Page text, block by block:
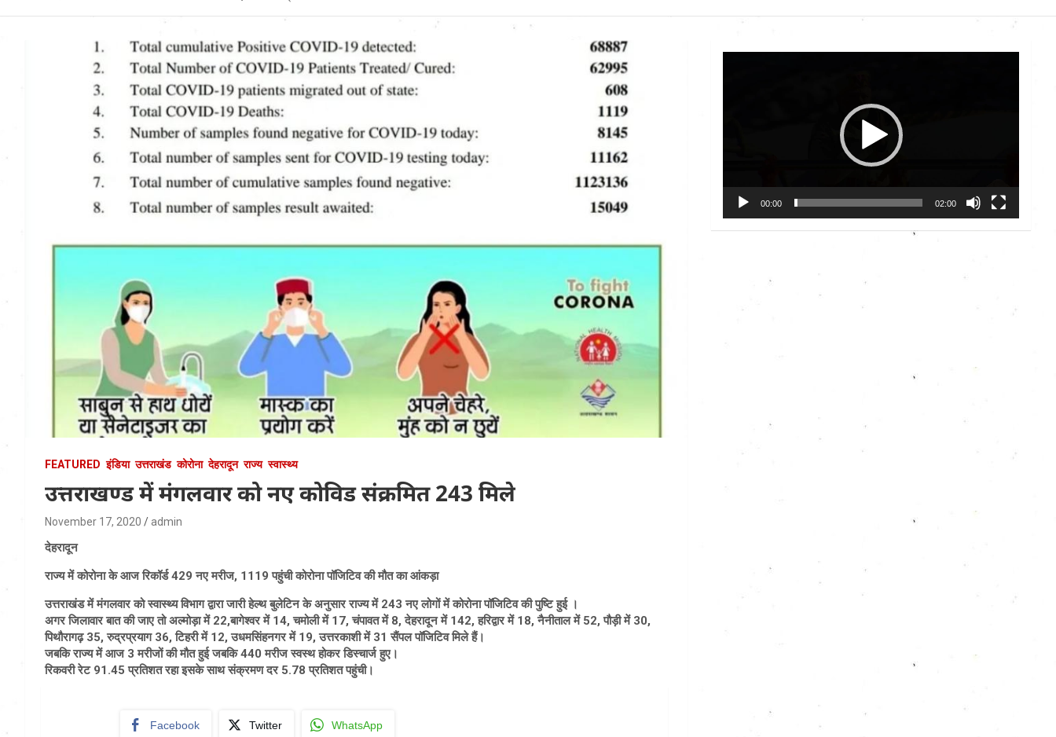
Uttarakhand News in
Hindi
FEATURED इंडिया उत्तराखंड कोरोना देहरादून राज्य स्वास्थ्य
उत्तराखण्ड में मंगलवार को नए कोविड संक्रमित 243 मिले
November 17, 2020 admin
देहरादून
राज्य में कोरोना के आज रिकॉर्ड 429 नए मरीज, 1119 पहुंची कोरोना पॉजिटिव की मौत का आंकड़ा
उत्तराखंड में मंगलवार को स्वास्थ्य विभाग द्वारा जारी हेल्थ बुलेटिन के अनुसार राज्य में 243 नए लोगों में कोरोना पॉजिटिव की पुष्टि हुई ।
अगर जिलावार बात की जाए तो अल्मोड़ा में 22,बागेश्वर में 14, चमोली में 17, चंपावत में 8, देहरादून में 142, हरिद्वार में 18, नैनीताल में 52, पौड़ी में 30,
पिथौरागढ़ 35, रुद्रप्रयाग 36, टिहरी में 12, उधमसिंहनगर में 19, उत्तरकाशी में 31 सैंपल पॉजिटिव मिले हैं।
जबकि राज्य में आज 3 मरीजों की मौत हुई जबकि 440 मरीज स्वस्थ होकर डिस्चार्ज हुए।
रिकवरी रेट 91.45 प्रतिशत रहा इसके साथ संक्रमण दर 5.78 प्रतिशत पहुंची।
Facebook Twitter WhatsApp
00:00 02:00